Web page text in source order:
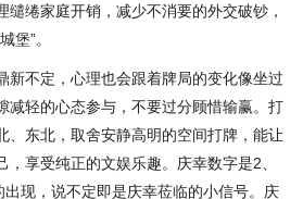
缱绻家庭开销，减少不消要的外交破钞，
堡”。
新不定，心理也会跟着牌局的变化像坐过
减轻的心态参与，不要过分顾惜输赢。打
、东北，取舍安静高明的空间打牌，能让
，享受纯正的文娱乐趣。庆幸数字是2、
现，说不定即是庆幸莅临的小信号。庆